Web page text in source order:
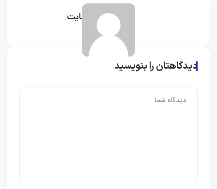
مدیر سایت
دیدگاهتان را بنویسید